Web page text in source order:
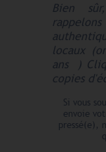
Bien
locaux
ans
)
copies
Si vous
envoie
pressé(e),